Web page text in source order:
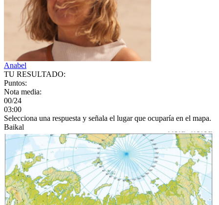
Anabel
TU RESULTADO:
Puntos:
Nota media:
00/24
03:00
Selecciona una respuesta y señala el lugar que ocuparía en el mapa.
Baikal